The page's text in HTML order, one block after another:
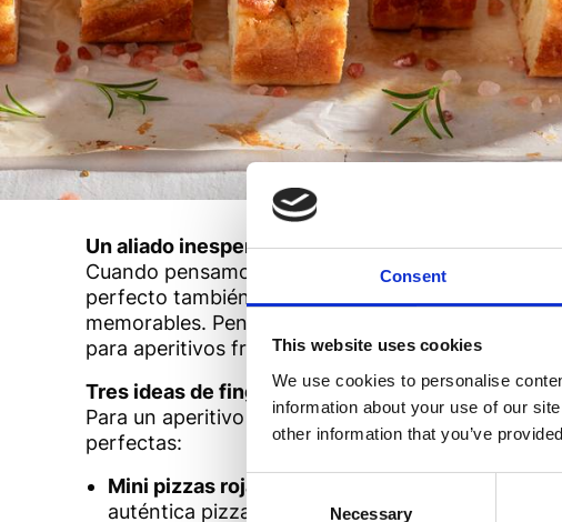
Consent
This website uses cookies
We use cookies to personalise
information about your use of our
other information that you’ve
Consent
Selection
Necessary
Un aliado inesperado para el aperitivo
Cuando pensamos en puré de tomate, la mente
perfecto también para el aperitivo. Su textura
memorables. Pensemos, por ejemplo, en una
para aperitivos fritos u horneados.
Tres ideas de finger food mediterráneo
Para un aperitivo inspirado en los sabores del
perfectas:
Mini pizzas rojas
: suaves y fragantes, son uno
auténtica pizza napolitana.